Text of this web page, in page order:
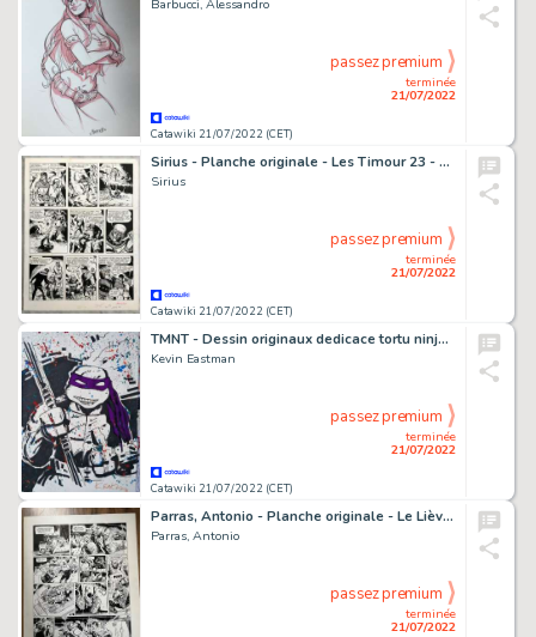
Barbucci, Alessandro
Catawiki 21/07/2022 (CET)
terminée
21/07/2022
passez premium
Sirius - Planche originale - Les Timour 23 - L'or du Gouffre - (1968)
Sirius
Catawiki 21/07/2022 (CET)
terminée
21/07/2022
passez premium
TMNT - Dessin originaux dedicace tortu ninja Kevin Eastman format a3 - (2018)
Kevin Eastman
Catawiki 21/07/2022 (CET)
terminée
21/07/2022
passez premium
Parras, Antonio - Planche originale - Le Lièvre de Mars T5 - (1997)
Parras, Antonio
terminée
21/07/2022
passez premium